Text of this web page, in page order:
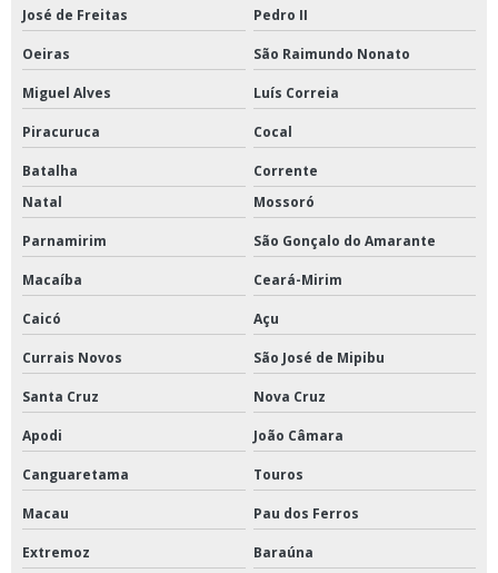
José de Freitas Pedro II
Oeiras São Raimundo Nonato
Miguel Alves Luís Correia
Piracuruca Cocal
Batalha
Corrente
Natal
Mossoró
Parnamirim São Gonçalo do Amarante
Macaíba Ceará-Mirim
Caicó Açu
Currais Novos São José de Mipibu
Santa Cruz Nova Cruz
Apodi João Câmara
Canguaretama Touros
Macau Pau dos Ferros
Extremoz
Baraúna